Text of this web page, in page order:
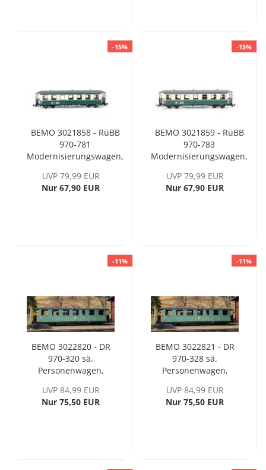
-15%
BEMO 3021858 - RüBB
970-781
Modernisierungswagen,
UVP 79,99 EUR
Nur 67,90 EUR
-15%
BEMO 3021859 - RüBB
970-783
Modernisierungswagen,
UVP 79,99 EUR
Nur 67,90 EUR
-11%
BEMO 3022820 - DR
970-320 sä.
Personenwagen,
Ep. III
UVP 84,99 EUR
Nur 75,50 EUR
-11%
BEMO 3022821 - DR
970-328 sä.
Personenwagen,
Ep. III
UVP 84,99 EUR
Nur 75,50 EUR